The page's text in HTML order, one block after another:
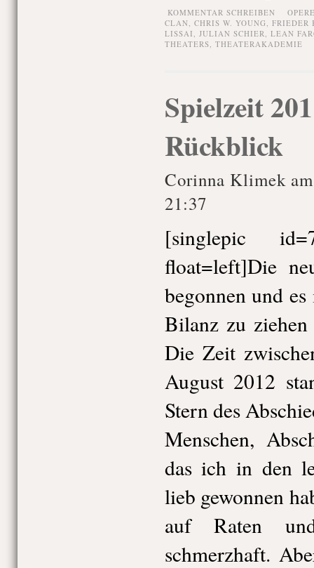
KOMMENTAR SCHREIBEN
CLAN, CHRIS W. YOUNG, FRIEDER
LISSAI, JULIAN SCHIER, LEAN
THEATERS, THEATERAKADEMIE
Spielzeit
Rückblick
Corinna Klimek
21:37
[singlepic
float=left]Die
begonnen und
Bilanz zu
Die Zeit
August 2012
Stern des
Menschen,
das ich in den
lieb gewonnen
auf Raten
schmerzhaft.